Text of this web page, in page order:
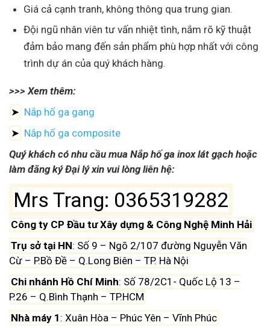
Giá cả cạnh tranh, không thông qua trung gian.
Đội ngũ nhân viên tư vấn nhiệt tình, nắm rõ kỹ thuật
đảm bảo mang đến sản phẩm phù hợp nhất với công
trình dự án của quý khách hàng.
>>> Xem thêm:
➤ Nắp hố ga gang
➤ Nắp hố ga composite
Quý khách có nhu cầu mua Nắp hố ga inox lát gạch hoặc
làm đăng ký Đại lý xin vui lòng liên hệ:
Mrs Trang: 0365319282
Công ty CP Đầu tư Xây dựng & Công Nghệ Minh Hải
Trụ sở tại HN: Số 9 – Ngõ 2/107 đường Nguyễn Văn
Cừ – P.Bồ Đề – Q.Long Biên – TP. Hà Nội
Chi nhánh Hồ Chí Minh: Số 78/2C1- Quốc Lộ 13 –
P.26 – Q.Bình Thạnh – TP.HCM
Nhà máy 1 : Xuân Hòa – Phúc Yên – Vĩnh Phúc